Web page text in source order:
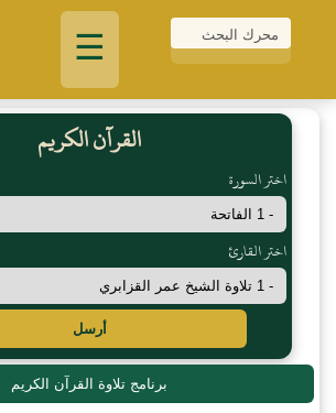
☰
القرآن الكريم
اختر السورة
اختر القارئ
أرسل
برنامج تلاوة القرآن الكريم